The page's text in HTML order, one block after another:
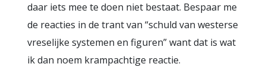
daar iets mee te doen niet bestaat. Bespaar me
de reacties in de trant van “schuld van westerse
vreselijke systemen en figuren” want dat is wat
ik dan noem krampachtige reactie.